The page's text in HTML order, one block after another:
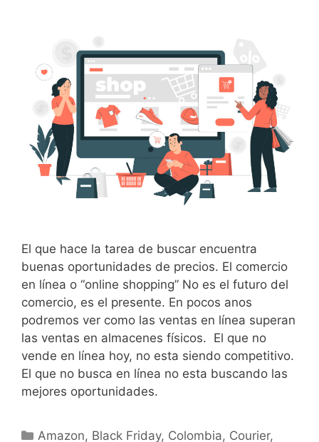
El que hace la tarea de buscar encuentra
buenas oportunidades de precios. El comercio
en línea o “online shopping” No es el futuro del
comercio, es el presente. En pocos anos
podremos ver como las ventas en línea superan
las ventas en almacenes físicos. El que no
vende en línea hoy, no esta siendo competitivo.
El que no busca en línea no esta buscando las
mejores oportunidades.
Amazon, Black Friday, Colombia, Courier,